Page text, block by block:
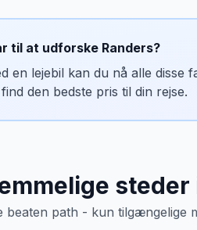
til at udforske Randers?
en lejebil kan du nå alle disse
den bedste pris til din rejse.
steder
beaten path - kun tilgængelige